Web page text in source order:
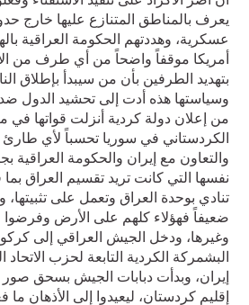
يعرف بالمناطق المتنازع عليها خارج
عسكرية، وهددتهم الحكومة العراقية
أمريكا موقفاً واضحاً من أي طرف من
بتهديد الطرفين بأن من سيبدأ بإطلاق
وسياستها هذه أدت إلى تحشيد الدول
من إعلان دولة كردية أنزلت قواتها
الكردستاني في سوريا تحسباً لأي طارئ
والتعاون مع إيران والحكومة العراقية
نفسها التي كانت تريد تقسيم العراق
تنادي بوحدة العراق وتعمل على
ضعيفاً فهؤلاء كلهم على الأرض وفرضوا
وغيرها، ودخل الجيش العراقي إلى
البشمركة الكردية التابعة لحزب الاتحاد
إيران، وبدأت دبابات الجيش بسحق
إقليم كردستان، ليعيدوا إلى الأذهان ما